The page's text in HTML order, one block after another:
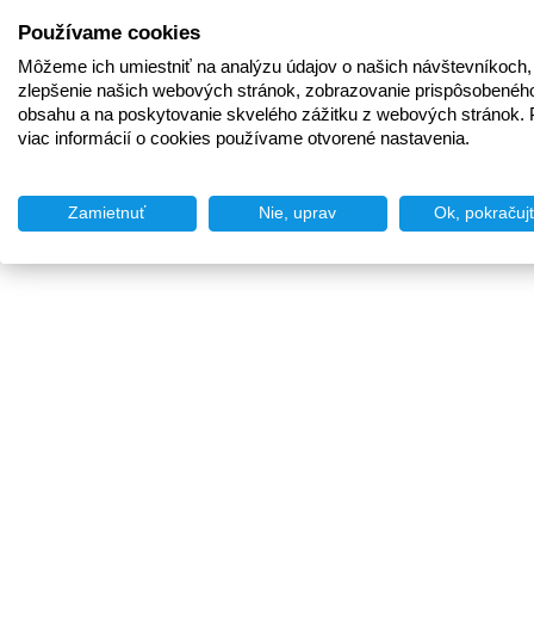
Používame cookies
Môžeme ich umiestniť na analýzu údajov o našich
zlepšenie našich webových stránok, zobrazovanie
obsahu a na poskytovanie skvelého zážitku z webových stránok.
viac informácií o cookies používame otvorené nastavenia.
Zamietnuť Nie, uprav Ok,